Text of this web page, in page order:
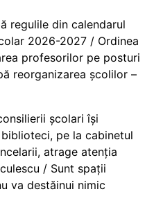
regulile din calendarul
2026-2027 / Ordinea
profesorilor pe posturi
reorganizarea școlilor –
școlari își
pe la cabinetul
atrage atenția
/ Sunt spații
va destăinui nimic